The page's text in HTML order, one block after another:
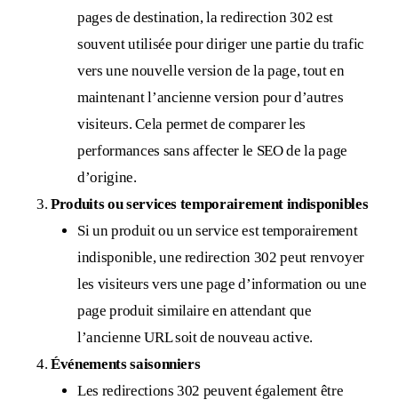
pages de destination, la redirection 302 est
souvent utilisée pour diriger une partie du trafic
vers une nouvelle version de la page, tout en
maintenant l’ancienne version pour d’autres
visiteurs. Cela permet de comparer les
performances sans affecter le SEO de la page
d’origine.
Produits ou services temporairement indisponibles
Si un produit ou un service est temporairement
indisponible, une redirection 302 peut renvoyer
les visiteurs vers une page d’information ou une
page produit similaire en attendant que
l’ancienne URL soit de nouveau active.
Événements saisonniers
Les redirections 302 peuvent également être